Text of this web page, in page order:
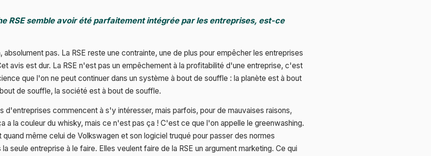
RSE semble avoir été parfaitement intégrée par les entreprises, est-ce
pas. La RSE reste une contrainte, une de plus pour empêcher les entreprises
avis est dur. La RSE n'est pas un empêchement à la profitabilité d'une entreprise, c'est
que l'on ne peut continuer dans un système à bout de souffle : la planète est à bout
de souffle, la société est à bout de souffle.
d'entreprises commencent à s'y intéresser, mais parfois, pour de mauvaises raisons,
a la couleur du whisky, mais ce n'est pas ça ! C'est ce que l'on appelle le greenwashing.
même celui de Volkswagen et son logiciel truqué pour passer des normes
seule entreprise à le faire. Elles veulent faire de la RSE un argument marketing. Ce qui